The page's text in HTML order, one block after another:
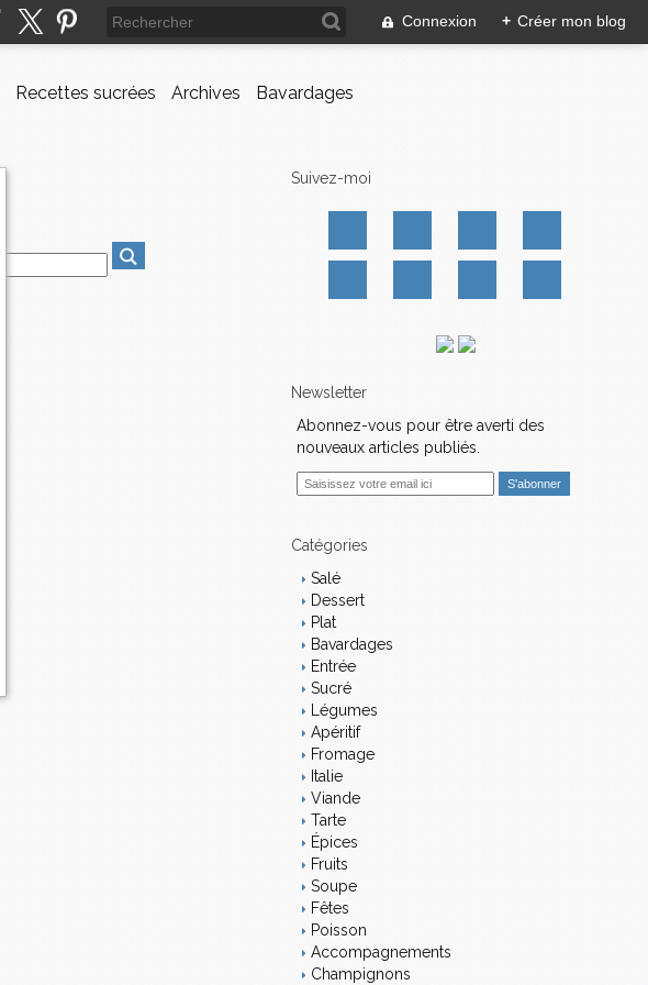
Connexion + Créer mon blog
Recettes sucrées Archives Bavardages
Suivez-moi
Newsletter
Abonnez-vous pour être averti des
nouveaux articles publiés.
i Catégories
Salé
Dessert
Plat
Bavardages
Entrée
Sucré
Légumes
Apéritif
Fromage
Italie
Viande
Tarte
Épices
Fruits
Soupe
Fêtes
Poisson
Accompagnements
Champignons